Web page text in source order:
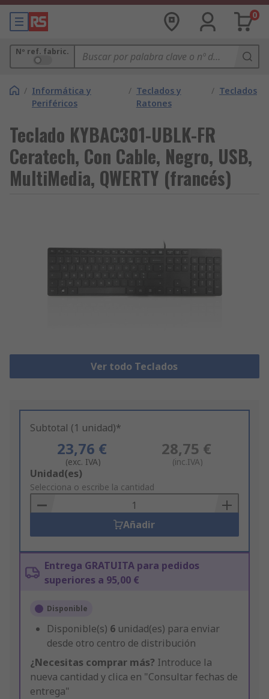
0
Nº ref. fabric.
/ Informática y
Periféricos
/ Teclados y
Ratones
/ Teclados
Teclado KYBAC301-UBLK-FR
Ceratech, Con Cable, Negro, USB,
MultiMedia, QWERTY (francés)
Ver todo Teclados
Subtotal (1 unidad)*
23,76 €
(exc. IVA)
28,75 €
(inc.IVA)
Add
to
Basket
Unidad(es)
Selecciona o escribe la cantidad
Añadir
Entrega GRATUITA para pedidos
superiores a 95,00 €
Disponible
Disponible(s) 6 unidad(es) para enviar
desde otro centro de distribución
¿Necesitas comprar más? Introduce la
nueva cantidad y clica en "Consultar fechas de
entrega"